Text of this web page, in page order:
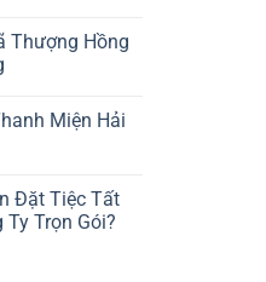
Thượng Hồng
Miện Hải
Đặt Tiệc Tất
Ty Trọn Gói?